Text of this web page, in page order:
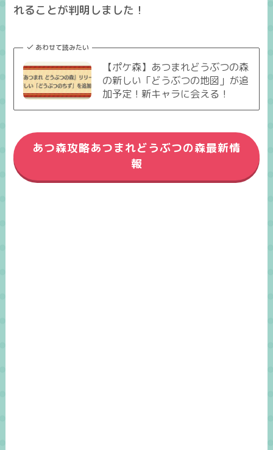
れることが判明しました！
あわせて読みたい
【ポケ森】あつまれどうぶつの森
の新しい「どうぶつの地図」が追
加予定！新キャラに会える！
あつ森攻略あつまれどうぶつの森最新情
報